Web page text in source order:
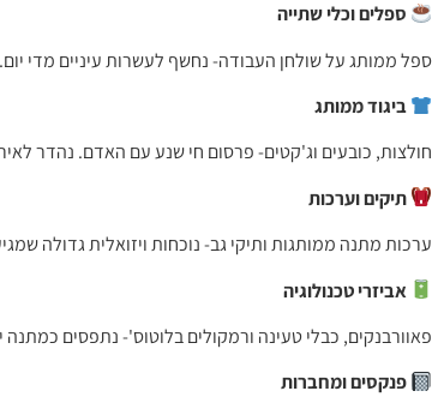
ספלים וכלי שתייה
ספל ממותג על שולחן העבודה- נחשף לעשרות עיניים מדי
ביגוד ממותג
חולצות, כובעים וג'קטים- פרסום חי שנע עם האדם. נהדר
תיקים וערכות
ערכות מתנה ממותגות ותיקי גב- נוכחות ויזואלית גדולה
אביזרי טכנולוגיה
פאוורבנקים, כבלי טעינה ורמקולים בלוטוס'- נתפסים
פנקסים ומחברות